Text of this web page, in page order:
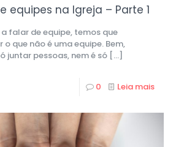
equipes na Igreja – Parte 1
falar de equipe, temos que
o que não é uma equipe. Bem,
juntar pessoas, nem é só […]
0 Leia mais